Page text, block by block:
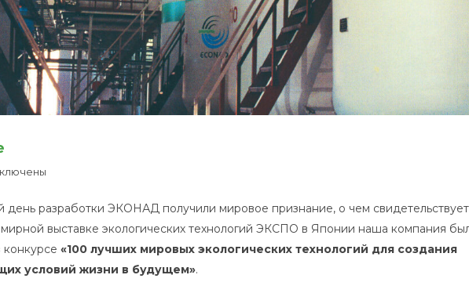
день разработки ЭКОНАД получили мировое признание, о чем свидетельствует
выставке экологических технологий ЭКСПО в Японии наша компания
«100 лучших мировых экологических технологий для создания
условий жизни в будущем».